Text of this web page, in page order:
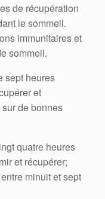
de récupération
le sommeil.
immunitaires et
sommeil.
sept heures
et
de bonnes
quatre heures
et récupérer;
minuit et sept